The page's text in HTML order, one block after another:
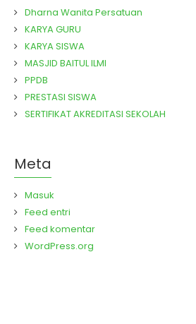
Dharna Wanita Persatuan
KARYA GURU
KARYA SISWA
MASJID BAITUL ILMI
PPDB
PRESTASI SISWA
SERTIFIKAT AKREDITASI SEKOLAH
Meta
Masuk
Feed entri
Feed komentar
WordPress.org